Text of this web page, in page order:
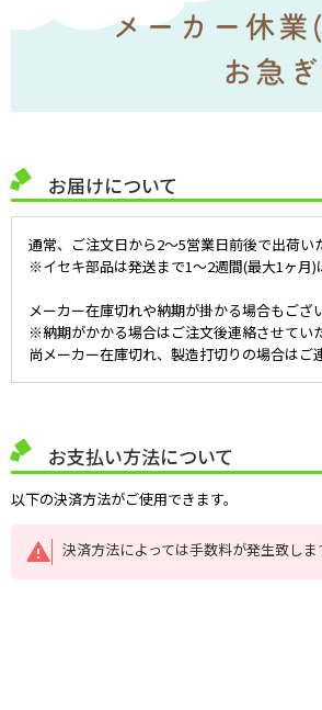
お届けについて
通常、ご注文日から2～5営業日前後で出荷い
※イセキ部品は発送まで1～2週間(最大1ヶ月)
メーカー在庫切れや納期が掛かる場合もござ
※納期がかかる場合はご注文後連絡させてい
尚メーカー在庫切れ、製造打切りの場合はご
お支払い方法について
以下の決済方法がご使用できます。
決済方法によっては手数料が発生致しま